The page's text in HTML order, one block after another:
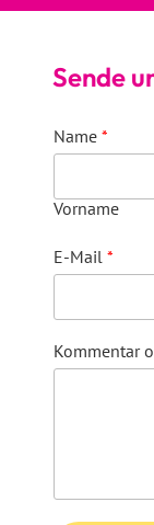
Sende
Name *
Vorname
E-Mail *
Kommentar